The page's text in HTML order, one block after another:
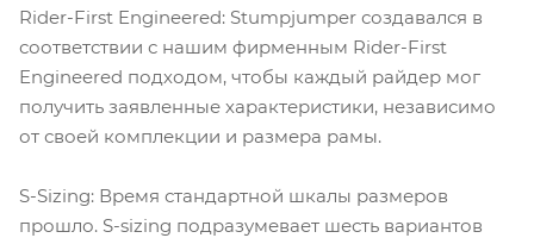
Rider-First Engineered: Stumpjumper создавался в
соответствии с нашим фирменным Rider-First
Engineered подходом, чтобы каждый райдер мог
получить заявленные характеристики, независимо
от своей комплекции и размера рамы.
S-Sizing: Время стандартной шкалы размеров
прошло. S-sizing подразумевает шесть вариантов